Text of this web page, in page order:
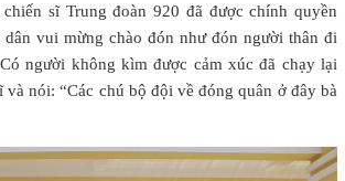
sĩ Trung đoàn 920 đã được chính quyền
dân vui mừng chào đón như đón người thân đi
người không kìm được cảm xúc đã chạy lại
và nói: “Các chú bộ đội về đóng quân ở đây bà